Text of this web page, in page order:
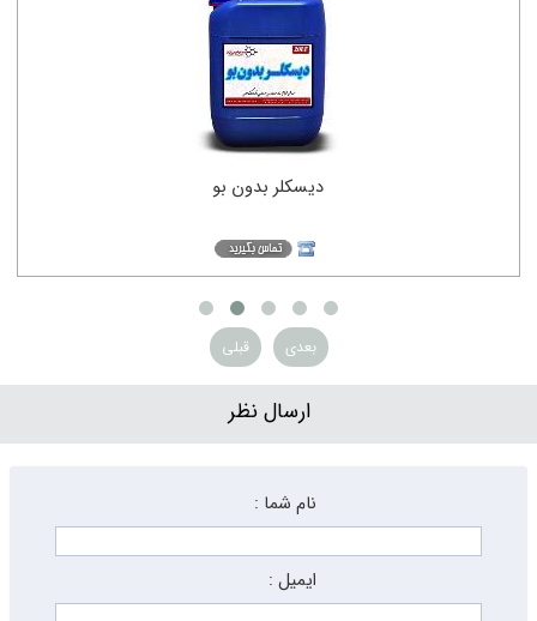
دیسکلر بدون بو
قبلی بعدی
ارسال نظر
نام شما :
ایمیل :